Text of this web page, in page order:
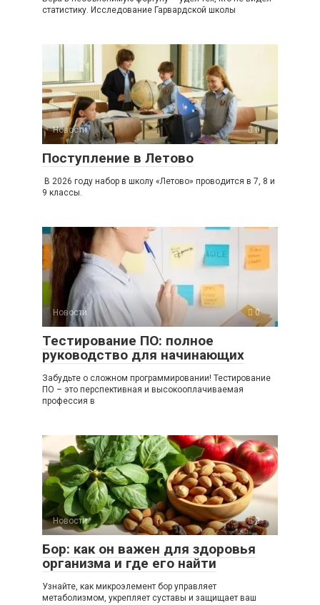
статистику. Исследование Гарвардской школы
Новости 0
Поступление в Летово
В 2026 году набор в школу «Летово» проводится в 7, 8 и
9 классы.
Новости 0
Тестирование ПО: полное
руководство для начинающих
Забудьте о сложном программировании! Тестирование
ПО – это перспективная и высокооплачиваемая
профессия в
Новости 0
Бор: как он важен для здоровья
организма и где его найти
Узнайте, как микроэлемент бор управляет
метаболизмом, укрепляет суставы и защищает ваш